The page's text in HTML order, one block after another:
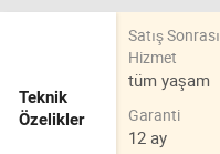
Teknik
Özelikler
Satış Sonrası
Hizmet
tüm yaşam
Garanti
12 ay